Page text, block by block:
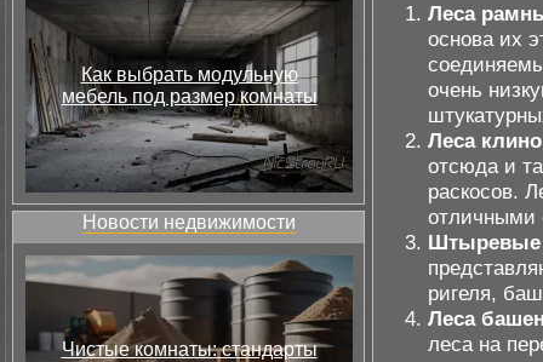
Как выбрать модульную
мебель под размер комнаты
Новости недвижимости
Чистые комнаты: стандарты
Леса
основа их
очень
Леса
отсюда и
раскосов.
отличными
Штыревые
ригеля,
Леса
леса на